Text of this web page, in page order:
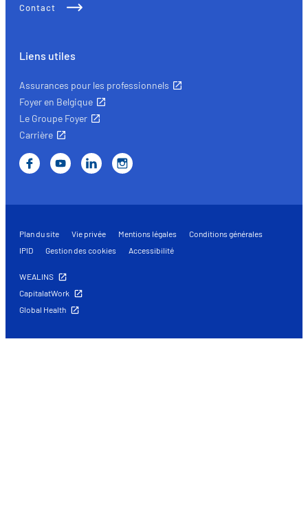
Contact
Liens utiles
Assurances pour les professionnels
Foyer en Belgique
Le Groupe Foyer
Carrière
Plan du site Vie privée Mentions légales
Conditions générales
IPID
Gestion des cookies Accessibilité
WEALINS
CapitalatWork
Global Health